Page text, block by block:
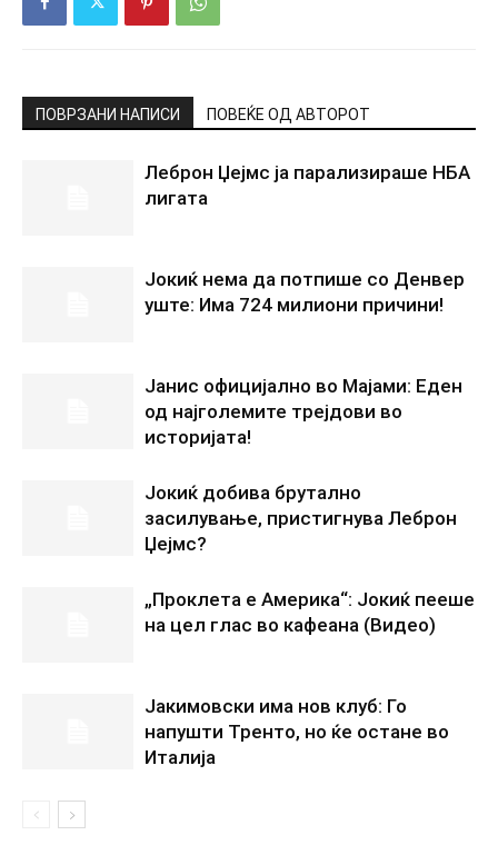
ПОВРЗАНИ НАПИСИ ПОВЕЌЕ ОД АВТОРОТ
Леброн Џејмс ја парализираше НБА
лигата
Јокиќ нема да потпише со Денвер
уште: Има 724 милиони причини!
Јанис официјално во Мајами: Еден
од најголемите трејдови во
историјата!
Јокиќ добива брутално
засилување, пристигнува Леброн
Џејмс?
„Проклета е Америка“: Јокиќ пееше
на цел глас во кафеана (Видео)
Јакимовски има нов клуб: Го
напушти Тренто, но ќе остане во
Италија